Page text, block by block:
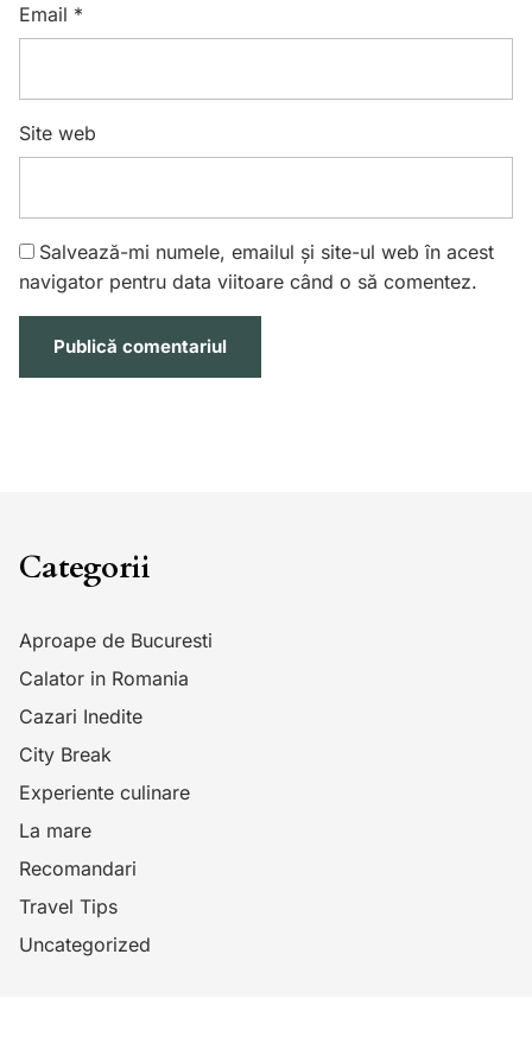
Email *
Site web
Salvează-mi numele, emailul și site-ul web în acest
navigator pentru data viitoare când o să comentez.
Categorii
Aproape de Bucuresti
Calator in Romania
Cazari Inedite
City Break
Experiente culinare
La mare
Recomandari
Travel Tips
Uncategorized